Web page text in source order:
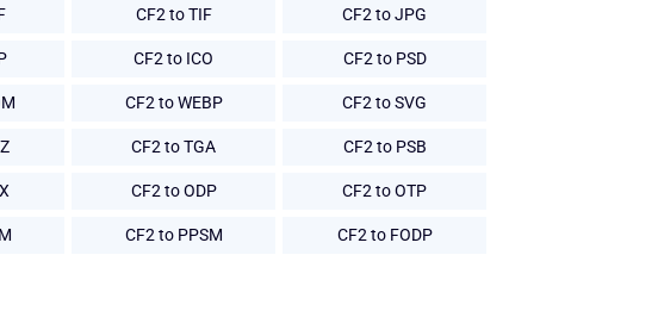
CF2 to TIF CF2 to JPG
CF2 to ICO CF2 to PSD
CF2 to WEBP CF2 to SVG
CF2 to TGA CF2 to PSB
CF2 to ODP CF2 to OTP
CF2 to PPSM CF2 to FODP